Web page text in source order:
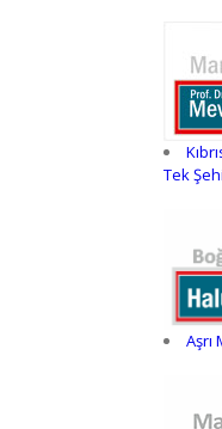
Tek
Aşrı